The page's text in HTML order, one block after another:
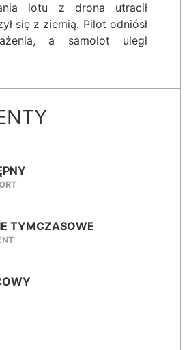
lotu z drona utracił
się z ziemią. Pilot odniósł
a samolot uległ
TYMCZASOWE